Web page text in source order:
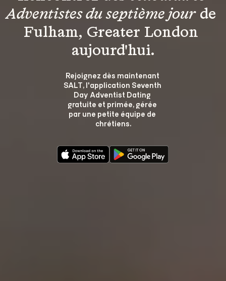
Adventistes du septième jour de
Fulham, Greater London
aujourd'hui.
Rejoignez dès maintenant
SALT, l'application Seventh
Day Adventist Dating
gratuite et primée, gérée
par une petite équipe de
chrétiens.